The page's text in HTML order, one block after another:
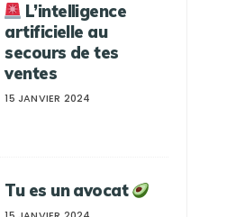
L’intelligence
artificielle au
secours de tes
ventes
15 JANVIER 2024
Tu es un avocat